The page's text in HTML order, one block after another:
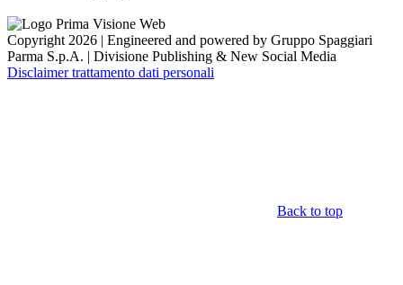
Copyright 2026 | Engineered and powered by Gruppo Spaggiari
Parma S.p.A. | Divisione Publishing & New Social Media
Disclaimer trattamento dati personali
Back to top